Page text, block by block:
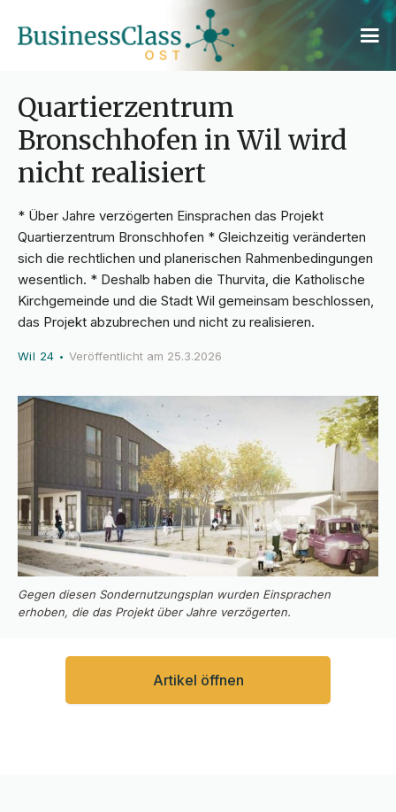
Quartierzentrum
Bronschhofen in Wil wird
nicht realisiert
* Über Jahre verzögerten Einsprachen das Projekt
Quartierzentrum Bronschhofen * Gleichzeitig veränderten
sich die rechtlichen und planerischen Rahmenbedingungen
wesentlich. * Deshalb haben die Thurvita, die Katholische
Kirchgemeinde und die Stadt Wil gemeinsam beschlossen,
das Projekt abzubrechen und nicht zu realisieren.
Wil 24 •Veröffentlicht am 25.3.2026
Gegen diesen Sondernutzungsplan wurden Einsprachen
erhoben, die das Projekt über Jahre verzögerten.
Artikel öffnen